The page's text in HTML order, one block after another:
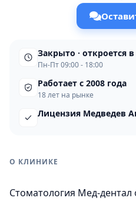
Закрыто · откроется
Пн-Пт 09:00 - 18:00
Работает с 2008 года
18 лет на рынке
Лицензия Медведев
О КЛИНИКЕ
Стоматология Мед-дентал